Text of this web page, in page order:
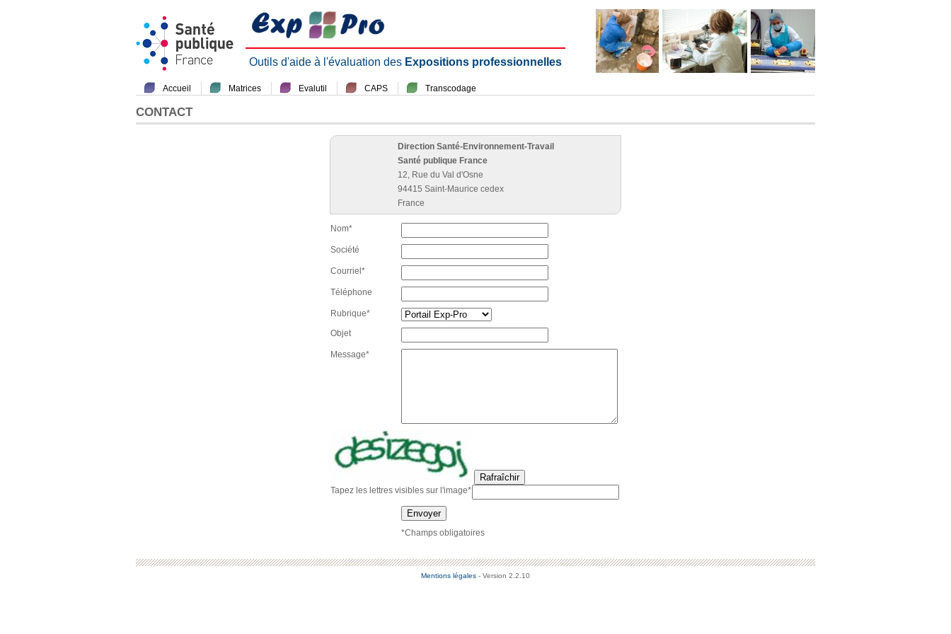
Outils d'aide à l'évaluation des Expositions professionnelles
Accueil Matrices Evalutil CAPS Transcodage
CONTACT
Direction Santé-Environnement-Travail
Santé publique France
12, Rue du Val d'Osne
94415 Saint-Maurice cedex
France
Nom*
Société
Courriel*
Téléphone
Rubrique*
Objet
Message*
Rafraîchir
Tapez les lettres visibles sur l'image*
Envoyer
*Champs obligatoires
Mentions légales - Version 2.2.10